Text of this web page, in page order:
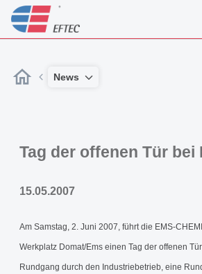
News
Tag der offenen Tür bei
15.05.2007
Am Samstag, 2. Juni 2007, führt die EMS-
Werkplatz Domat/Ems einen Tag der offenen
Rundgang durch den Industriebetrieb, eine